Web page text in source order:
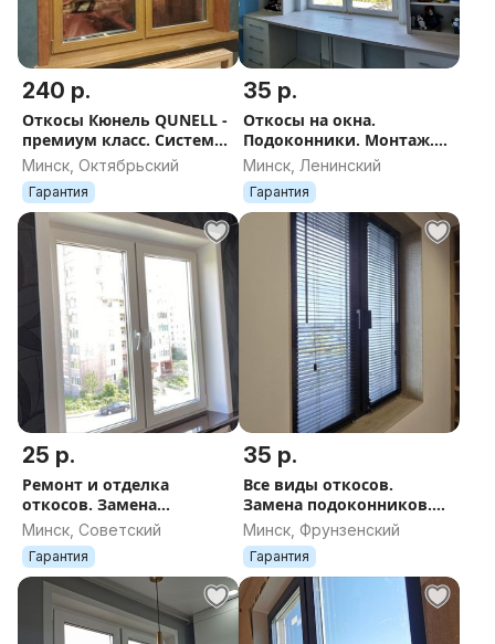
240 р.
Откосы Кюнель QUNELL -
премиум класс. Система
откосов Qunell
Минск, Октябрьский
Гарантия
35 р.
Откосы на окна.
Подоконники. Монтаж.
Ремонт.
Минск, Ленинский
Гарантия
25 р.
Ремонт и отделка
откосов. Замена
подоконников.
Минск, Советский
Гарантия
35 р.
Все виды откосов.
Замена подоконников.
Помощь в выборе
материалов.Консультаци
я.Гарантия.
Минск, Фрунзенский
Гарантия